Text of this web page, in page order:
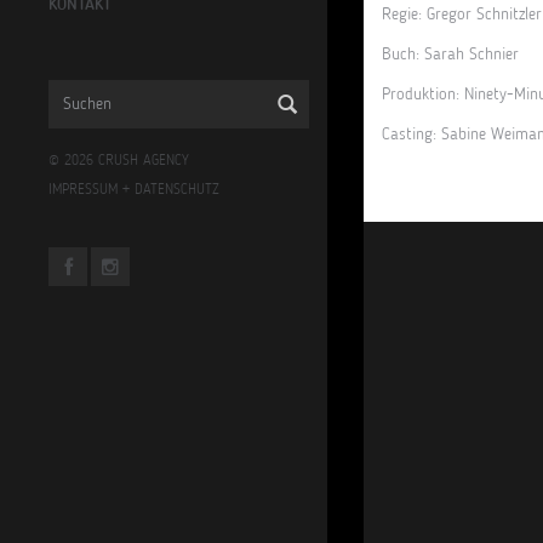
KONTAKT
© 2026 CRUSH AGENCY
IMPRESSUM + DATENSCHUTZ
Regie: Gregor Schnitzler
Buch: Sarah Schnier
Produktion: Ninety-
Casting: Sabine